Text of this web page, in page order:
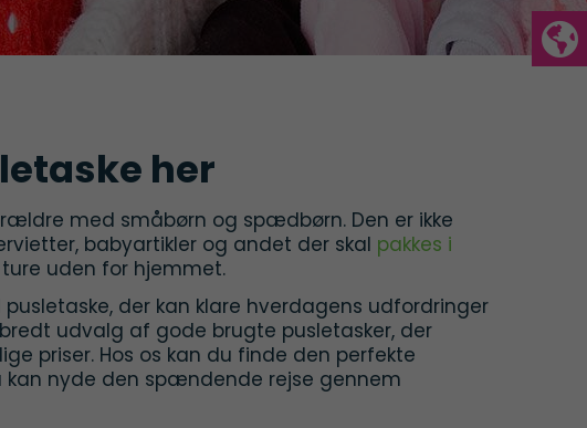
her
med småbørn og spædbørn. Den er ikke
babyartikler og andet der skal pakkes i
uden for hjemmet.
der kan klare hverdagens udfordringer
udvalg af gode brugte pusletasker, der
priser. Hos os kan du finde den perfekte
kan nyde den spændende rejse gennem